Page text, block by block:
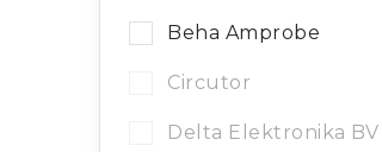
Beha Amprobe
Circutor
Delta Elektronika BV